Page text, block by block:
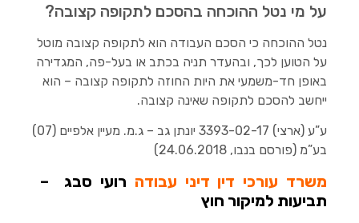
על מי נטל ההוכחה בהסכם לתקופה קצובה?
נטל ההוכחה כי הסכם העבודה הוא לתקופה קצובה מוטל
על הטוען לכך, ובהעדר תניה בכתב או בעל-פה, המגדירה
באופן חד-משמעי את היות החוזה לתקופה קצובה – הוא
ייחשב להסכם לתקופה שאינה קצובה.
ע”ע (ארצי) 3393-02-17 יונתן גב – ג.מ. מעיין אלפיים (07)
בע”מ (פורסם בנבו, 24.06.2018)
משרד עורכי דין דיני עבודה רועי סבג –
תביעות למיקור חוץ